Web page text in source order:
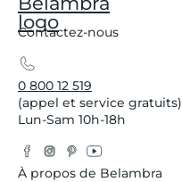
Contactez-nous
0 800 12 519
(appel et service gratuits)
Lun-Sam 10h-18h
Facebook
Instagram
Pinterest
YouTube
À propos de Belambra